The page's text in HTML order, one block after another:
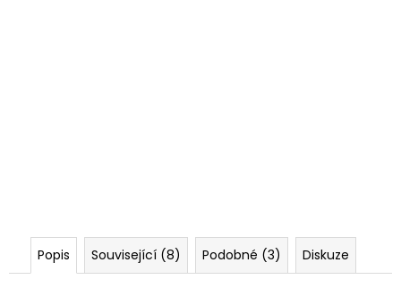
Popis Související (8) Podobné (3) Diskuze